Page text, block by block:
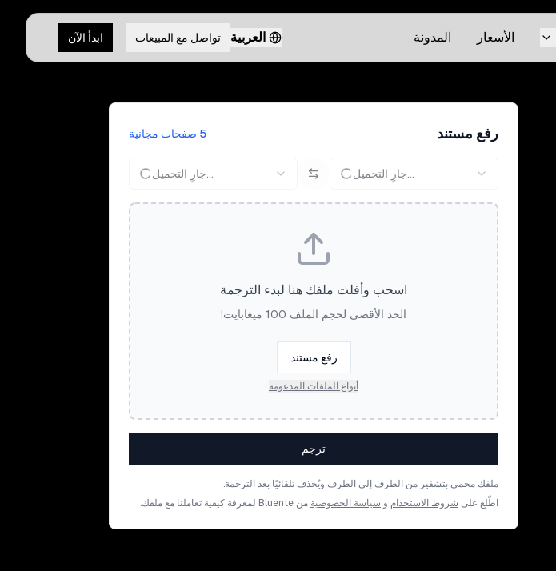
الأسعار المدونة العربية تواصل مع المبيعات ابدأ الآن
رفع مستند 5 صفحات مجانية
جارٍ التحميل... جارٍ التحميل...
اسحب وأفلت ملفك هنا لبدء الترجمة
الحد الأقصى لحجم الملف 100 ميغابايت!
رفع مستند
أنواع الملفات المدعومة
ترجم
ملفك محمي بتشفير من الطرف إلى الطرف ويُحذف تلقائيًا بعد الترجمة.
اطّلع على شروط الاستخدام و سياسة الخصوصية من Bluente لمعرفة كيفية تعاملنا مع ملفك.